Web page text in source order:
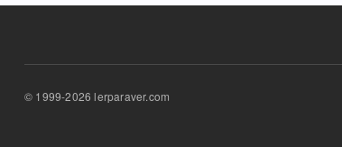
© 1999-2026 lerparaver.com